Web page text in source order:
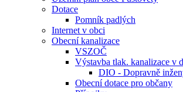
Dotace
Pomník padlých
Internet v obci
Obecní kanalizace
VSZOČ
Výstavba tlak. kanalizace v
DIO - Dopravně
Obecní dotace pro občany